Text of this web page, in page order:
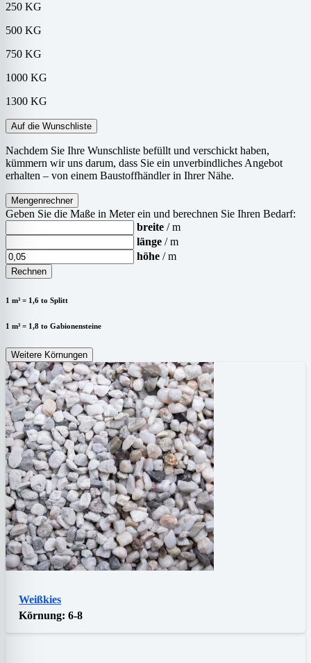
250 KG
500 KG
750 KG
1000 KG
1300 KG
Auf die Wunschliste
Nachdem Sie Ihre Wunschliste befüllt und verschickt haben,
kümmern wir uns darum, dass Sie ein unverbindliches Angebot
erhalten – von einem Baustoffhändler in Ihrer Nähe.
Mengenrechner
Geben Sie die Maße in Meter ein und berechnen Sie Ihren Bedarf:
breite / m
länge / m
höhe / m
Rechnen
1 m³ = 1,6 to Splitt
1 m³ = 1,8 to Gabionensteine
Weitere Körnungen
Weißkies
Körnung:6-8